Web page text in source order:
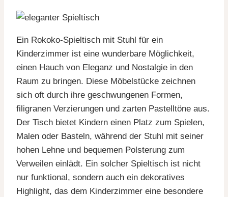
Ein Rokoko-Spieltisch mit Stuhl für ein
Kinderzimmer ist eine wunderbare Möglichkeit,
einen Hauch von Eleganz und Nostalgie in den
Raum zu bringen. Diese Möbelstücke zeichnen
sich oft durch ihre geschwungenen Formen,
filigranen Verzierungen und zarten Pastelltöne aus.
Der Tisch bietet Kindern einen Platz zum Spielen,
Malen oder Basteln, während der Stuhl mit seiner
hohen Lehne und bequemen Polsterung zum
Verweilen einlädt. Ein solcher Spieltisch ist nicht
nur funktional, sondern auch ein dekoratives
Highlight, das dem Kinderzimmer eine besondere